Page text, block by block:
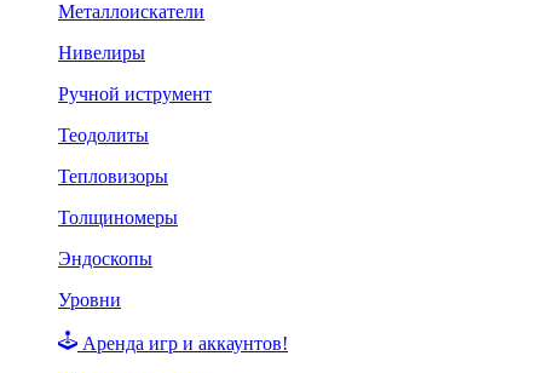
Металлоискатели
Нивелиры
Ручной иструмент
Теодолиты
Тепловизоры
Толщиномеры
Эндоскопы
Уровни
Аренда игр и аккаунтов!